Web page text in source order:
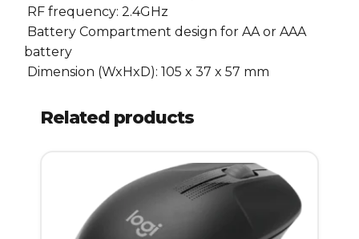
RF frequency: 2.4GHz
Battery Compartment design for AA or AAA
battery
Dimension (WxHxD): 105 x 37 x 57 mm
Related products